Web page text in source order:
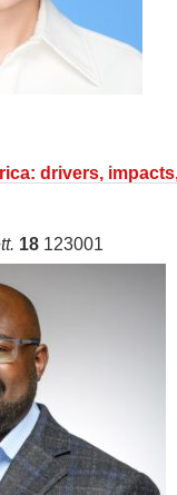
drivers,
18 123001